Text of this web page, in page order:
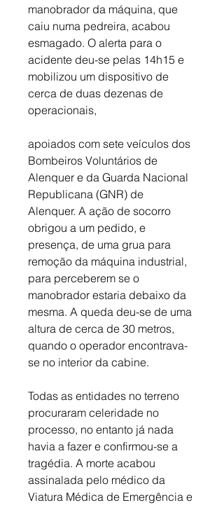
manobrador da máquina, que
caiu numa pedreira, acabou
esmagado. O alerta para o
acidente deu-se pelas 14h15 e
mobilizou um dispositivo de
cerca de duas dezenas de
operacionais,
apoiados com sete veículos dos
Bombeiros Voluntários de
Alenquer e da Guarda Nacional
Republicana (GNR) de
Alenquer. A ação de socorro
obrigou a um pedido, e
presença, de uma grua para
remoção da máquina industrial,
para perceberem se o
manobrador estaria debaixo da
mesma. A queda deu-se de uma
altura de cerca de 30 metros,
quando o operador encontrava-
se no interior da cabine.
Todas as entidades no terreno
procuraram celeridade no
processo, no entanto já nada
havia a fazer e confirmou-se a
tragédia. A morte acabou
assinalada pelo médico da
Viatura Médica de Emergência e